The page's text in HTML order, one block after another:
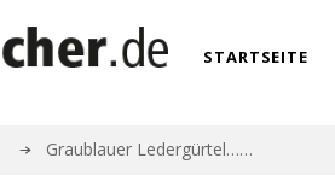
STARTSEITE
Graublauer Ledergürtel……